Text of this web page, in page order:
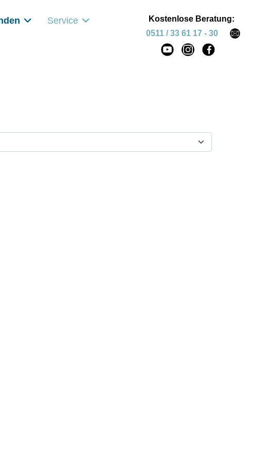
Service
Kostenlose Beratung:
0511 / 33 61 17 - 30